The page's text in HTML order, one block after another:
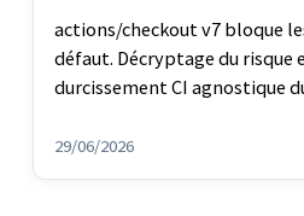
actions/checkout v7 bloque
défaut. Décryptage du risque
durcissement CI agnostique
29/06/2026